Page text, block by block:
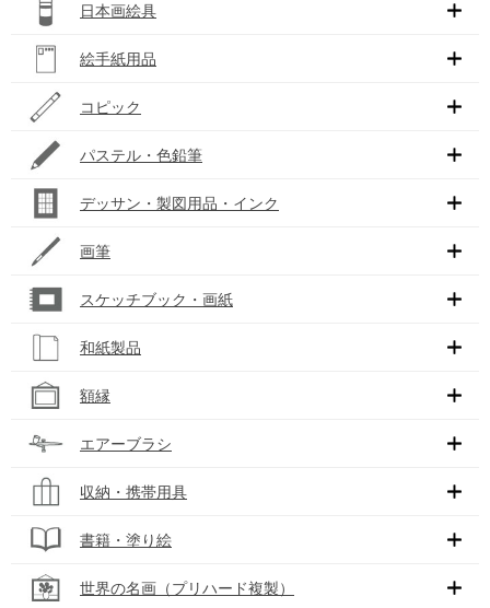
日本画絵具
絵手紙用品
コピック
パステル・色鉛筆
デッサン・製図用品・インク
画筆
スケッチブック・画紙
和紙製品
額縁
エアーブラシ
収納・携帯用具
書籍・塗り絵
世界の名画（プリハード複製）